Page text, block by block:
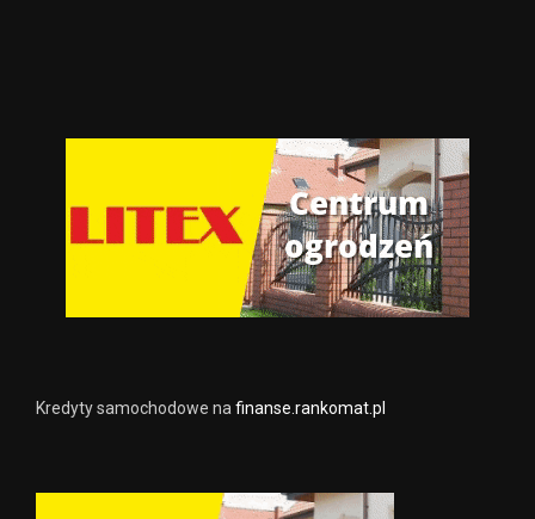
Kredyty samochodowe na finanse.rankomat.pl